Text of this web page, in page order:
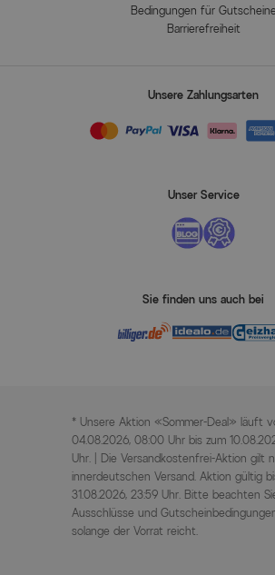
Bedingungen für Gutscheine
Barrierefreiheit
Unsere Zahlungsarten
Unser Service
Sie finden uns auch bei
* Unsere Aktion «Sommer-Deal» läuft
04.08.2026, 08:00 Uhr bis zum
Uhr. | Die Versandkostenfrei-Aktion gilt
innerdeutschen Versand. Aktion gültig
31.08.2026, 23:59 Uhr. Bitte beachten
Ausschlüsse und
solange der Vorrat reicht.